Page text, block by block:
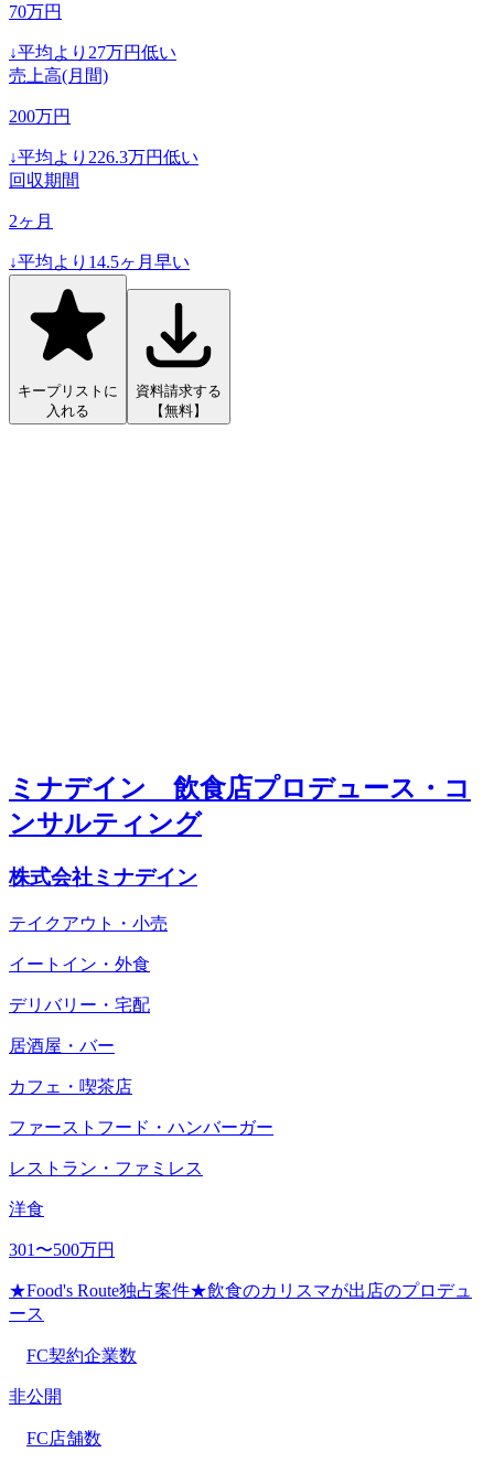
70万円
↓平均より 27万円低い
売上高(月間)
200万円
↓平均より 226.3万円低い
回収期間
2ヶ月
↓平均より 14.5ヶ月早い
キープリストに
入れる
資料請求する
【無料】
ミナデイン 飲食店プロデュース・コ
ンサルティング
株式会社ミナデイン
テイクアウト・小売
イートイン・外食
デリバリー・宅配
居酒屋・バー
カフェ・喫茶店
ファーストフード・ハンバーガー
レストラン・ファミレス
洋食
301〜500万円
★Food's Route独占案件★飲食のカリスマが出店のプロデュ
ース
FC契約企業数
非公開
FC店舗数